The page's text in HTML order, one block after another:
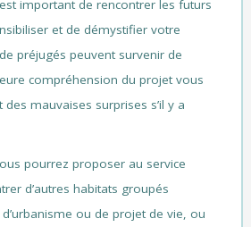
important de rencontrer les futurs
et de démystifier votre
préjugés peuvent survenir de
compréhension du projet vous
mauvaises surprises s’il y a
pourrez proposer au service
d’autres habitats groupés
ou de projet de vie, ou